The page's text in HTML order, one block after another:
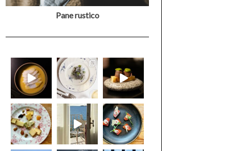
Pane rustico